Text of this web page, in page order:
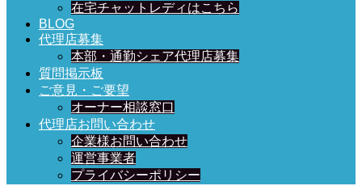
在宅チャットレディはこちら
BLOG
代理店募集
本部・通勤シェア代理店募集
質問掲示板
ご意見・ご要望
オーナー相談窓口
代理店お問い合わせ
企業様お問い合わせ
運営事業者
プライバシーポリシー